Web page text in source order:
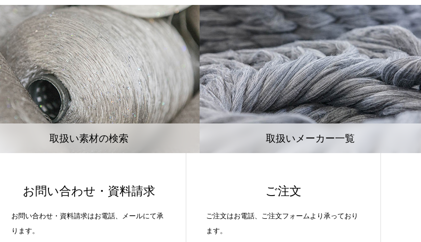
取扱い素材の検索 取扱いメーカー一覧
お問い合わせ・資料請求
お問い合わせ・資料請求はお電話、メールにて承
ります。
ご注文
ご注文はお電話、ご注文フォームより承っており
ます。